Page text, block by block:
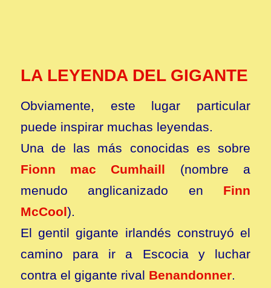
LA LEYENDA DEL GIGANTE
Obviamente, este lugar particular
puede inspirar muchas leyendas.
Una de las más conocidas es sobre
Fionn mac Cumhaill (nombre a
menudo anglicanizado en Finn
McCool).
El gentil gigante irlandés construyó el
camino para ir a Escocia y luchar
contra el gigante rival Benandonner.